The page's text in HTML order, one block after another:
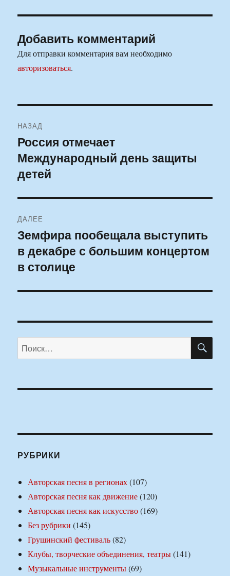
Добавить комментарий
Для отправки комментария вам необходимо
авторизоваться.
по
записям
НАЗАД
Предыдущая
запись:
Россия отмечает
Международный день защиты
детей
ДАЛЕЕ
Следующая
запись:
Земфира пообещала выступить
в декабре с большим концертом
в столице
Искать:
РУБРИКИ
Авторская песня в регионах(107)
Авторская песня как движение(120)
Авторская песня как искусство(169)
Без рубрики (145)
Грушинский фестиваль(82)
Клубы, творческие объединения, театры(141)
Музыкальные инструменты(69)